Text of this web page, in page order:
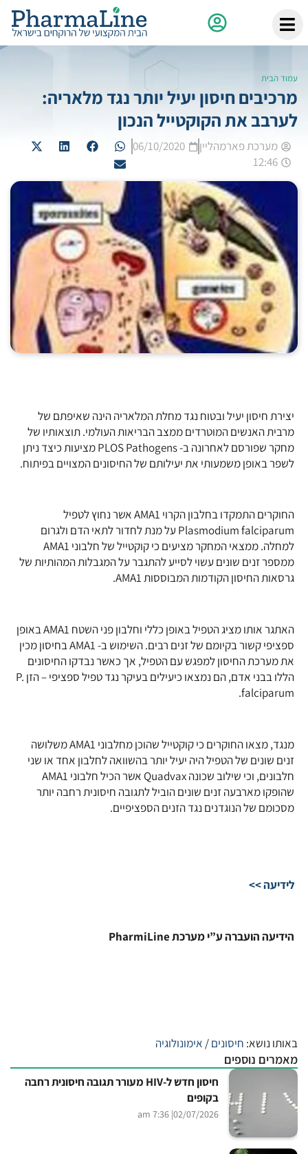
עמוד הבית
מרכיבים חיסון יעיל יותר נגד מלאריה:
לערבב את הקוקטייל הנכון
מערכת פארמהליין
06/10/2020
12:46
יצירת חיסון יעיל ובטוח נגד מחלת המלאריה הינה שאיפתם של
מרבית האנשים המוטרדים ממצב הבריאות העולמי. תוצאותיו של
מחקר שפורסם לאחרונה ב- PLOS Pathogens מציעות כיצד ניתן
לשפר באופן משמעותי את יעילותם של החיסונים המצויים בפיתוח.
החוקרים התמקדו בחלבון הקרוי AMA1 אשר נחוץ לטפיל
Plasmodium falciparum על מנת לחדור לתאי הדם ולגרום
למחלה. ממצאי המחקר מציעים כי קוקטייל של חלבוני AMA1
ממספר זנים שונים עשוי לסייע להתגבר על המגבלות המהותיות של
גרסאות החיסון הקודמות המבוססות AMA1.
האתגר אותו מציג הטפיל באופן כללי וחלבון פני השטח AMA1 באופן
ספציפי קשור בקיומם של זנים רבים. השימוש ב- AMA1 בחיסון מכין
את מערכת החיסון למפגש עם הטפיל, אך כאשר נבדקו החיסונים
הללו בבני אדם, הם נמצאו כיעילים בעיקר נגד טפיל ספציפי – הזן P.
falciparum.
מנגד, מצאו החוקרים כי קוקטייל שהוכן מחלבוני AMA1 משלושה
זנים שונים של הטפיל היה יעיל יותר בהשוואה לחלבון אחד או שני
חלבונים, וכי שילוב שכונה Quadvax אשר הכיל חלבוני AMA1
שהופקו מארבעה זנים שונים הוביל לתגובה חיסונית רחבה יותר
מסכומם של הנוגדנים נגד הזנים הספציפיים.
לידיעה >>
הידיעה הועברה ע”י מערכת PharmiLine
באותו נושא: חיסונים/ אימונולוגיה
מאמרים נוספים
חיסון חדש ל-HIV מעורר תגובה חיסונית רחבה
בקופים
02/07/2026
| 7:36 am